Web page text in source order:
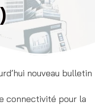
nouveau bulletin
connectivité pour la